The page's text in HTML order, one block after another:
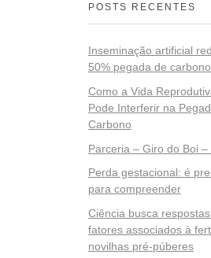
POSTS RECENTES
Inseminação artificial
50% pegada de
Como a Vida
Pode Interferir na
Carbono
Parceria – Giro do Boi –
Perda gestacional: é
para compreender
Ciência busca
fatores associados à
novilhas pré-púberes